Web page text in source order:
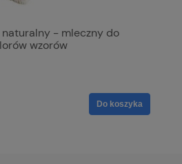
- mleczny do
wzorów
Do koszyka